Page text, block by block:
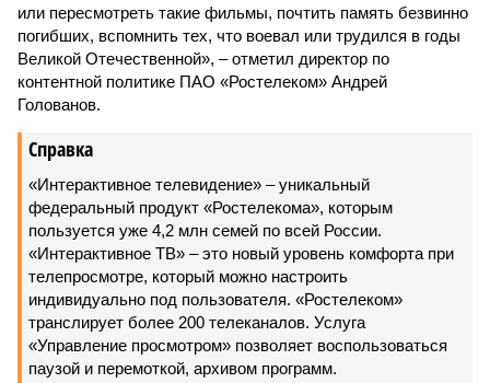
или пересмотреть такие фильмы, почтить память безвинно
погибших, вспомнить тех, что воевал или трудился в годы
Великой Отечественной», – отметил директор по
контентной политике ПАО «Ростелеком» Андрей
Голованов.
Справка
«Интерактивное телевидение» – уникальный
федеральный продукт «Ростелекома», которым
пользуется уже 4,2 млн семей по всей России.
«Интерактивное ТВ» – это новый уровень комфорта при
телепросмотре, который можно настроить
индивидуально под пользователя. «Ростелеком»
транслирует более 200 телеканалов. Услуга
«Управление просмотром» позволяет воспользоваться
паузой и перемоткой, архивом программ.